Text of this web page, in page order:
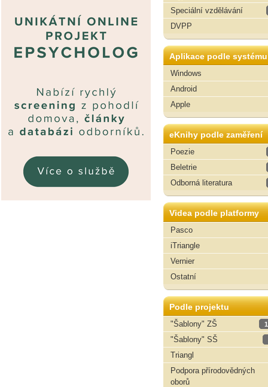
Speciální vzdělávání
DVPP
Aplikace podle systému
Windows
Android
Apple
eKnihy podle zaměření
Poezie
Beletrie
Odborná literatura
Videa podle platformy
Pasco
iTriangle
Vernier
Ostatní
Podle projektu
"Šablony" ZŠ
"Šablony" SŠ
Triangl
Podpora přírodovědných
oborů